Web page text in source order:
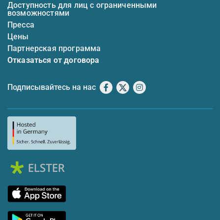
Доступность для лиц с ограниченными
возможностями
Пресса
Цены
Партнерская программа
Отказаться от договора
Подписывайтесь на нас Facebook
X Instagram